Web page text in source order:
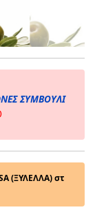
ΣΥΜΒΟΥΛΙ
(ΞΥΛΕΛΛΑ) στ